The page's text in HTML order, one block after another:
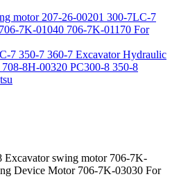
motor 207-26-00201 300-7LC-7
7K-01040 706-7K-01170 For
7 350-7 360-7 Excavator Hydraulic
8H-00320 PC300-8 350-8
swing motor 706-7K-
Device Motor 706-7K-03030 For